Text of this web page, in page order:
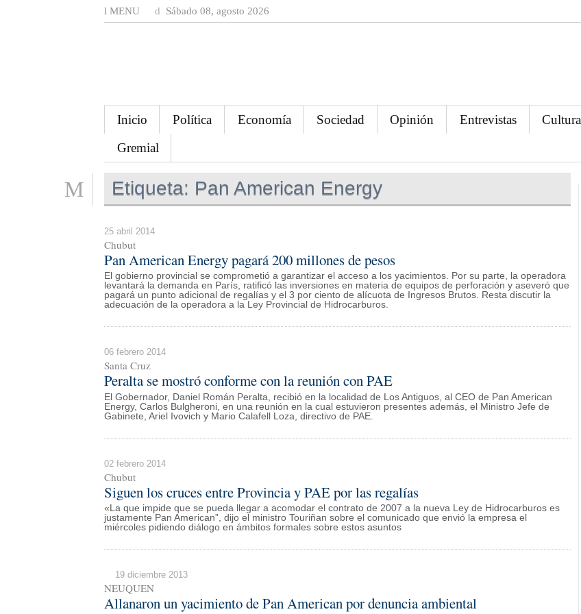
MENU Sábado 08, agosto 2026
Inicio Política Economía Sociedad Opinión Entrevistas Cultura
Gremial
Etiqueta: Pan American Energy
25 abril 2014
Chubut
Pan American Energy pagará 200 millones de pesos
El gobierno provincial se comprometió a garantizar el acceso a los yacimientos. Por su parte, la operadora
levantará la demanda en París, ratificó las inversiones en materia de equipos de perforación y aseveró que
pagará un punto adicional de regalías y el 3 por ciento de alícuota de Ingresos Brutos. Resta discutir la
adecuación de la operadora a la Ley Provincial de Hidrocarburos.
06 febrero 2014
Santa Cruz
Peralta se mostró conforme con la reunión con PAE
El Gobernador, Daniel Román Peralta, recibió en la localidad de Los Antiguos, al CEO de Pan American
Energy, Carlos Bulgheroni, en una reunión en la cual estuvieron presentes además, el Ministro Jefe de
Gabinete, Ariel Ivovich y Mario Calafell Loza, directivo de PAE.
02 febrero 2014
Chubut
Siguen los cruces entre Provincia y PAE por las regalías
«La que impide que se pueda llegar a acomodar el contrato de 2007 a la nueva Ley de Hidrocarburos es
justamente Pan American”, dijo el ministro Touriñan sobre el comunicado que envió la empresa el
miércoles pidiendo diálogo en ámbitos formales sobre estos asuntos
19 diciembre 2013
NEUQUEN
Allanaron un yacimiento de Pan American por denuncia ambiental